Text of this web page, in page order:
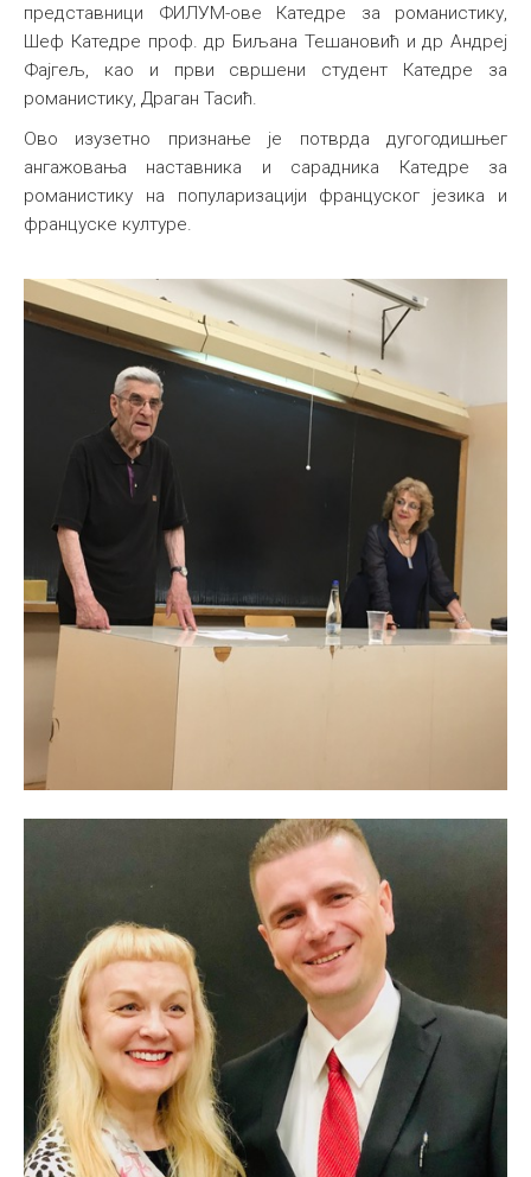
представници ФИЛУМ-ове Катедре за романистику,
Шеф Катедре проф. др Биљана Тешановић и др Андреј
Фајгељ, као и први свршени студент Катедре за
романистику, Драган Тасић.
Ово изузетно признање је потврда дугогодишњег
ангажовања наставника и сарадника Катедре за
романистику на популаризацији француског језика и
француске културе.